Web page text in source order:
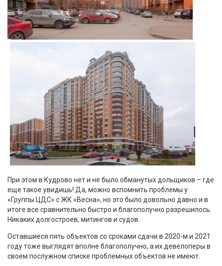
При этом в Кудрово нет и не было обманутых дольщиков – где
еще такое увидишь! Да, можно вспомнить проблемы у
«Группы ЦДС» с ЖК «Весна», но это было довольно давно и в
итоге все сравнительно быстро и благополучно разрешилось.
Никаких долгостроев, митингов и судов.
Оставшиеся пять объектов со сроками сдачи в 2020-м и 2021
году тоже выглядят вполне благополучно, а их девелоперы в
своем послужном списке проблемных объектов не имеют.